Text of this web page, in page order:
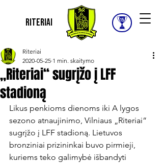
Riteriai
„Riteriai“ sugrįžo į LFF
stadioną
Riteriai
2020-05-25 1 min. skaitymo
Likus penkioms dienoms iki A lygos
sezono atnaujinimo, Vilniaus „Riteriai“
sugrįžo į LFF stadioną. Lietuvos
bronziniai prizininkai buvo pirmieji,
kuriems teko galimybė išbandyti